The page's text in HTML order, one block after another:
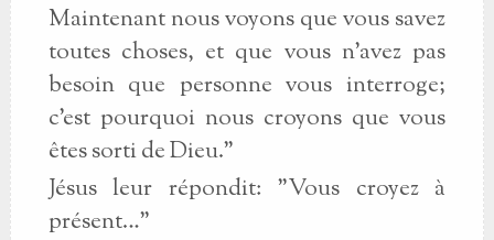
Maintenant nous voyons que vous savez
toutes choses, et que vous n'avez pas
besoin que personne vous interroge;
c'est pourquoi nous croyons que vous
êtes sorti de Dieu."
Jésus leur répondit: "Vous croyez à
présent…"